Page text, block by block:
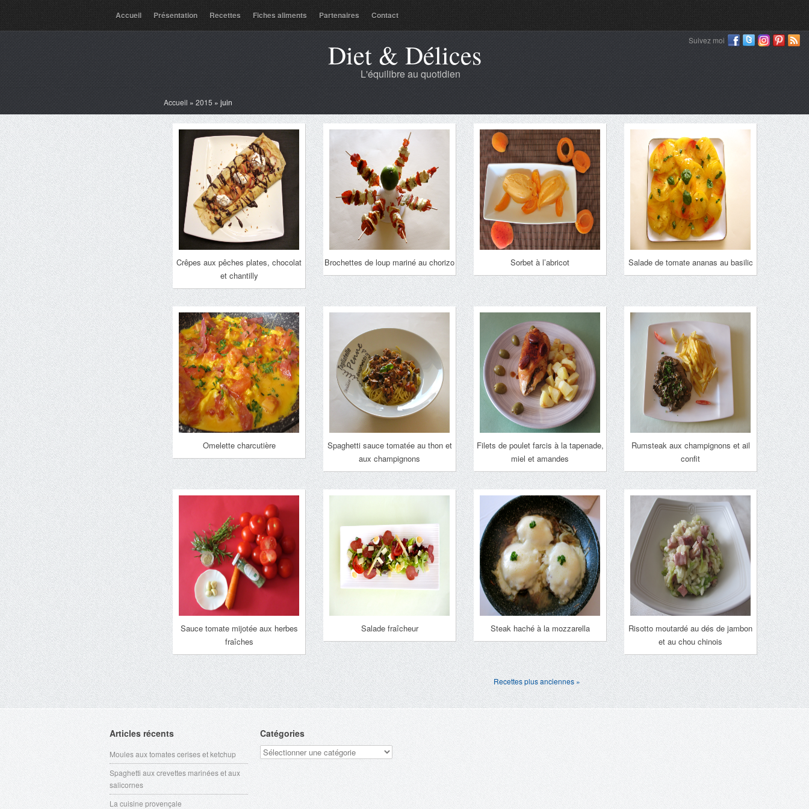
Accueil Présentation Recettes Fiches aliments Partenaires Contact
Suivez moi
Diet & Délices
L'équilibre au quotidien
Accueil » 2015 » juin
Crêpes aux pêches plates, chocolat
et chantilly
Brochettes de loup mariné au chorizo Sorbet à l’abricot Salade de tomate ananas au basilic
Omelette charcutière
Spaghetti sauce tomatée au thon et
aux champignons
Filets de poulet farcis à la tapenade,
miel et amandes
Rumsteak aux champignons et ail
confit
Sauce tomate mijotée aux herbes
fraîches
Salade fraîcheur Steak haché à la mozzarella
Risotto moutardé au dés de jambon
et au chou chinois
Recettes plus anciennes »
Articles récents
Moules aux tomates cerises et ketchup
Spaghetti aux crevettes marinées et aux
salicornes
La cuisine provençale
Catégories
Catégories